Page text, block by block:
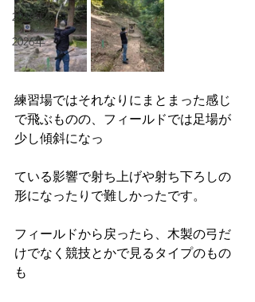
2016年
2026年
練習場ではそれなりにまとまった感じ
で飛ぶものの、フィールドでは足場が
少し傾斜になっ
ている影響で射ち上げや射ち下ろしの
形になったりで難しかったです。
フィールドから戻ったら、木製の弓だ
けでなく競技とかで見るタイプのもの
も